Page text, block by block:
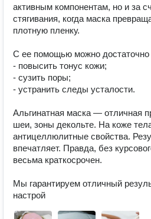
активным компонентам, но и за
стягивания, когда маска
плотную пленку.
С ее помощью можно достаточно
- повысить тонус кожи;
- сузить поры;
- устранить следы усталости.
Альгинатная маска — отличная
шеи, зоны декольте. На коже
антицеллюлитные свойства.
впечатляет. Правда, без
весьма краткосрочен.
Мы гарантируем отличный
настрой